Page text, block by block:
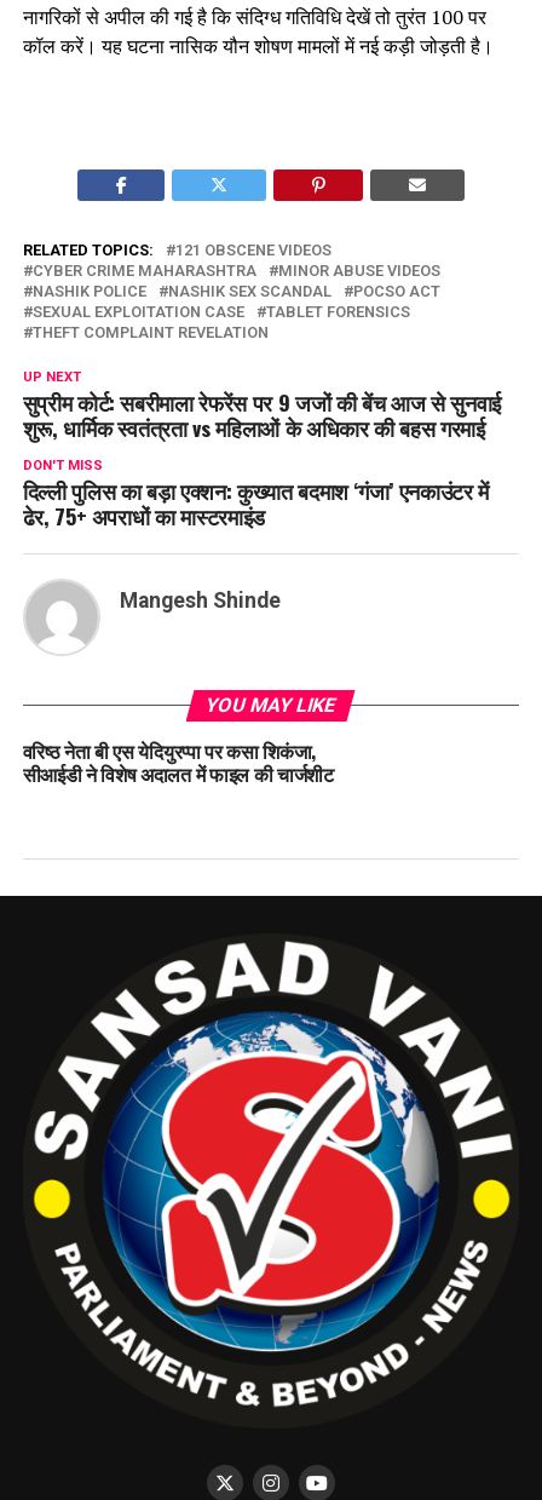
नागरिकों से अपील की गई है कि संदिग्ध गतिविधि देखें तो तुरंत 100 पर
कॉल करें। यह घटना नासिक यौन शोषण मामलों में नई कड़ी जोड़ती है।
RELATED TOPICS:
121 OBSCENE VIDEOS
CYBER CRIME MAHARASHTRA
MINOR ABUSE VIDEOS
NASHIK POLICE
NASHIK SEX SCANDAL
POCSO ACT
SEXUAL EXPLOITATION CASE
TABLET FORENSICS
THEFT COMPLAINT REVELATION
UP NEXT
सुप्रीम कोर्ट: सबरीमाला रेफरेंस पर 9 जजों की बेंच आज से सुनवाई
शुरू, धार्मिक स्वतंत्रता vs महिलाओं के अधिकार की बहस गरमाई
DON'T MISS
दिल्ली पुलिस का बड़ा एक्शन: कुख्यात बदमाश ‘गंजा’ एनकाउंटर में
ढेर, 75+ अपराधों का मास्टरमाइंड
Mangesh Shinde
YOU MAY LIKE
वरिष्ठ नेता बी एस येदियुरप्पा पर कसा शिकंजा,
सीआईडी ने विशेष अदालत में फाइल की चार्जशीट